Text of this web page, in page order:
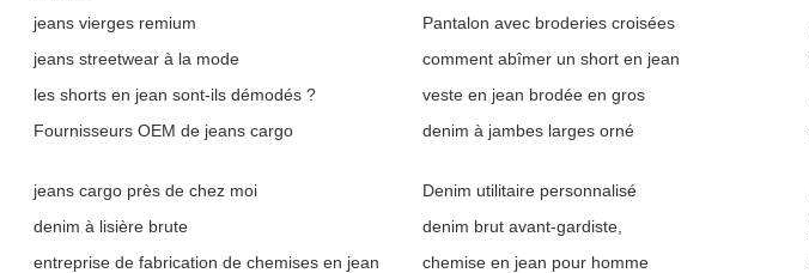
jeans vierges remium Pantalon avec broderies croisées
jeans streetwear à la mode
comment abîmer un short en jean
les shorts en jean sont-ils démodés ?
veste en jean brodée en gros
Fournisseurs OEM de jeans cargo
denim à jambes larges orné
jeans cargo près de chez moi
Denim utilitaire personnalisé
denim à lisière brute
denim brut avant-gardiste,
entreprise de fabrication de chemises en jean
chemise en jean pour homme